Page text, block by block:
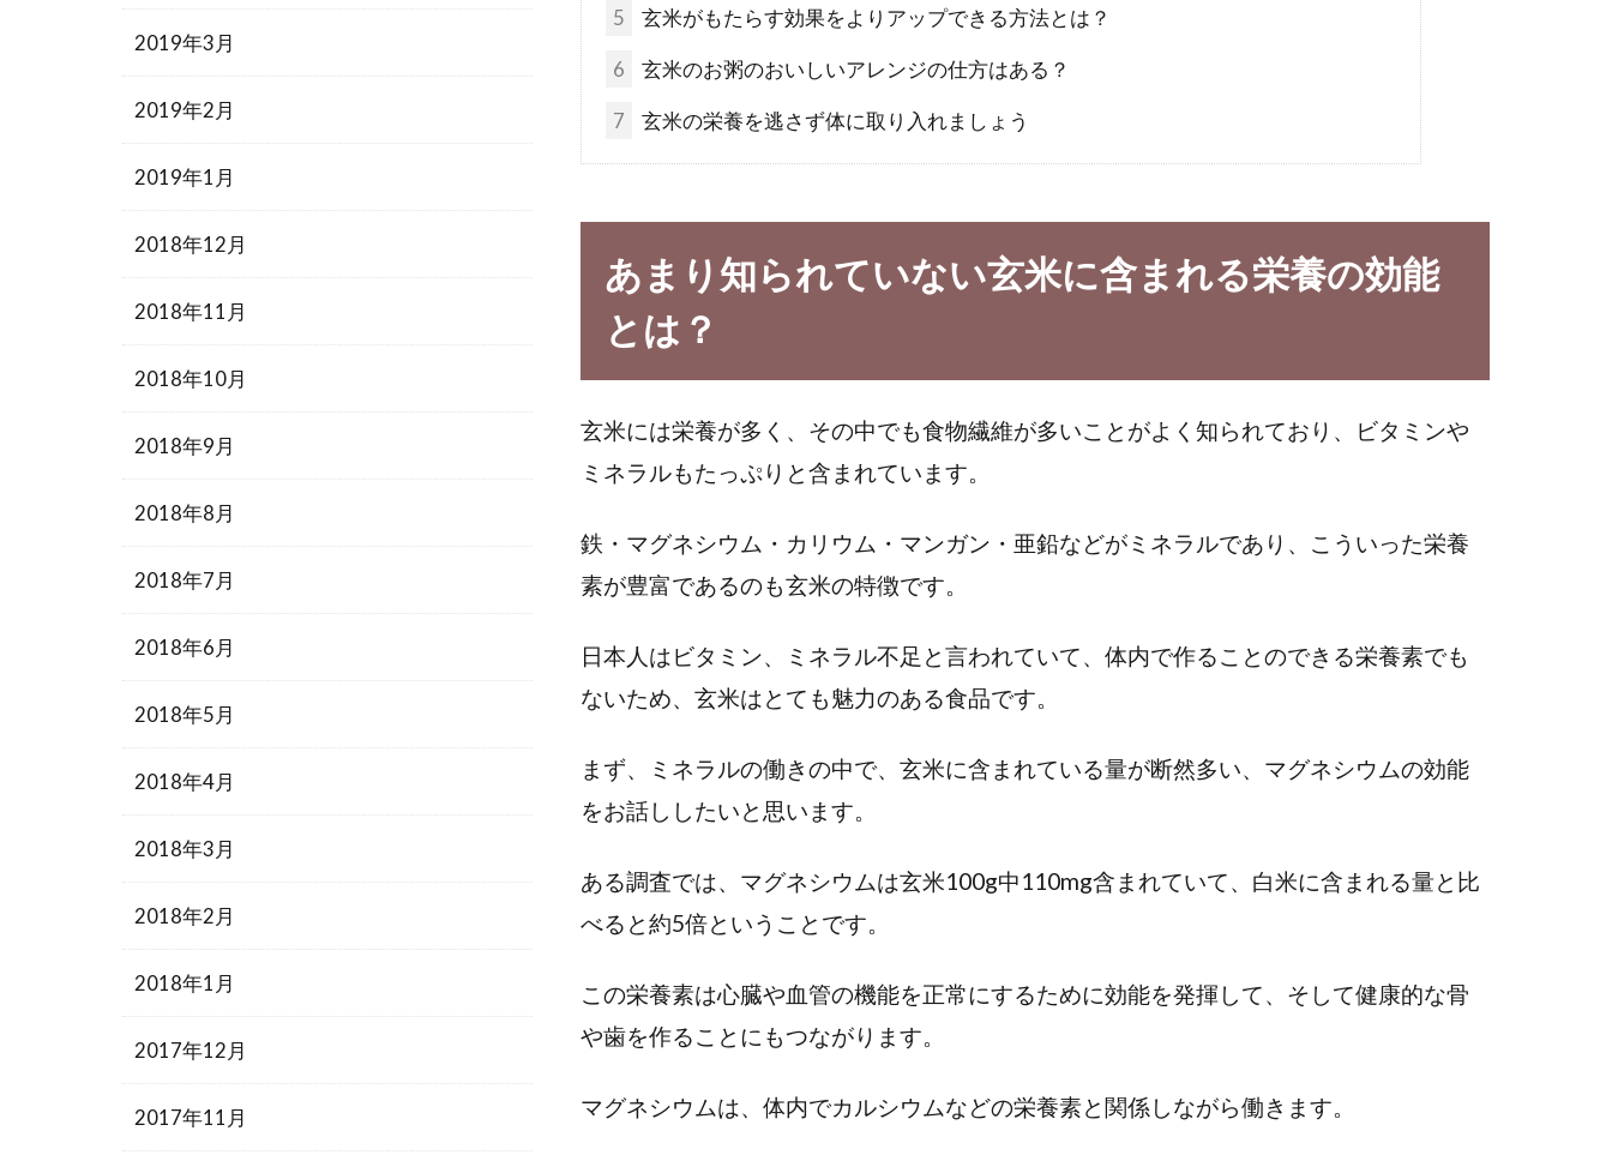
5 玄米がもたらす効果をよりアップできる方法とは？
6 玄米のお粥のおいしいアレンジの仕方はある？
7 玄米の栄養を逃さず体に取り入れましょう
あまり知られていない玄米に含まれる栄養の効能
とは？
玄米には栄養が多く、その中でも食物繊維が多いことがよく知られており、ビタミンや
ミネラルもたっぷりと含まれています。
鉄・マグネシウム・カリウム・マンガン・亜鉛などがミネラルであり、こういった栄養
素が豊富であるのも玄米の特徴です。
日本人はビタミン、ミネラル不足と言われていて、体内で作ることのできる栄養素でも
ないため、玄米はとても魅力のある食品です。
まず、ミネラルの働きの中で、玄米に含まれている量が断然多い、マグネシウムの効能
をお話ししたいと思います。
ある調査では、マグネシウムは玄米100g中110mg含まれていて、白米に含まれる量と比
べると約5倍ということです。
この栄養素は心臓や血管の機能を正常にするために効能を発揮して、そして健康的な骨
や歯を作ることにもつながります。
マグネシウムは、体内でカルシウムなどの栄養素と関係しながら働きます。
2019年3月
2019年2月
2019年1月
2018年12月
2018年11月
2018年10月
2018年9月
2018年8月
2018年7月
2018年6月
2018年5月
2018年4月
2018年3月
2018年2月
2018年1月
2017年12月
2017年11月